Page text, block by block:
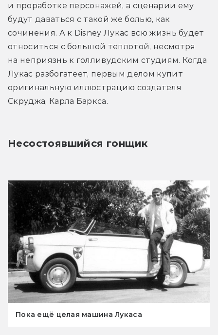
и проработке персонажей, а сценарии ему
будут даваться с такой же болью, как
сочинения. А к Disney Лукас всю жизнь будет
относиться с большой теплотой, несмотря
на неприязнь к голливудским студиям. Когда
Лукас разбогатеет, первым делом купит
оригинальную иллюстрацию создателя
Скруджа, Карла Баркса.
Несостоявшийся гонщик
Пока ещё целая машина Лукаса